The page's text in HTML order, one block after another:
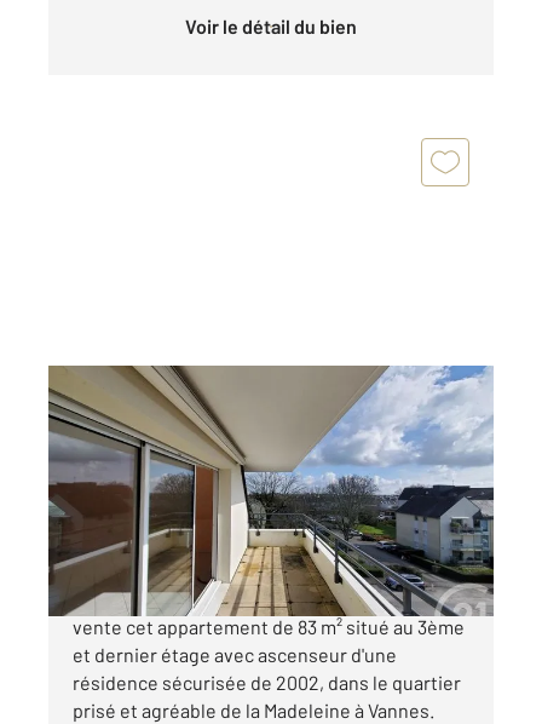
Voir le détail du bien
VANNES 56
83,50 m
, 3 pièces
Ref : 3604
Appartement F3 à vendre
343 000 €
Votre Agence Century21 vous proposons à la
vente cet appartement de 83 m² situé au 3ème
et dernier étage avec ascenseur d'une
résidence sécurisée de 2002, dans le quartier
prisé et agréable de la Madeleine à Vannes.